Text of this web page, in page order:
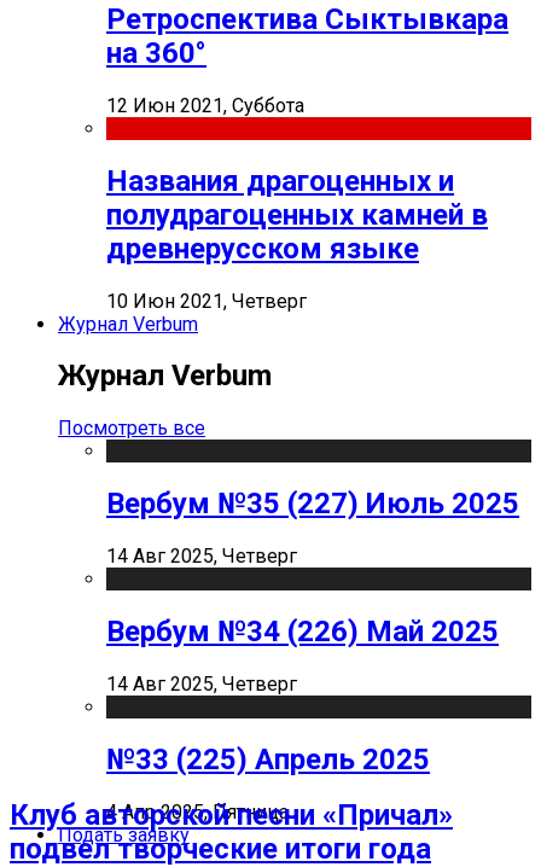
Ретроспектива Сыктывкара
на 360°
12 Июн 2021, Суббота
Названия драгоценных и
полудрагоценных камней в
древнерусском языке
10 Июн 2021, Четверг
Журнал Verbum
Журнал Verbum
Посмотреть все
Вербум №35 (227) Июль 2025
14 Авг 2025, Четверг
Вербум №34 (226) Май 2025
14 Авг 2025, Четверг
№33 (225) Апрель 2025
4 Апр 2025, Пятница
Подать заявку
Клуб авторской песни «Причал»
подвел творческие итоги года